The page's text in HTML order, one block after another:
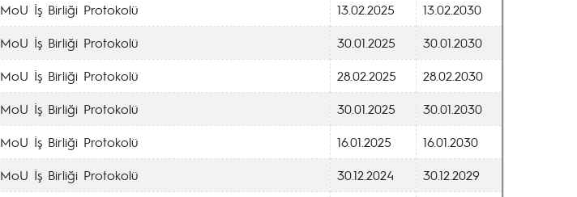
MoU İş Birliği Protokolü 13.02.2025
13.02.2030
MoU İş Birliği Protokolü 30.01.2025
30.01.2030
MoU İş Birliği Protokolü 28.02.2025
28.02.2030
MoU İş Birliği Protokolü 30.01.2025
30.01.2030
MoU İş Birliği Protokolü 16.01.2025
16.01.2030
MoU İş Birliği Protokolü 30.12.2024
30.12.2029